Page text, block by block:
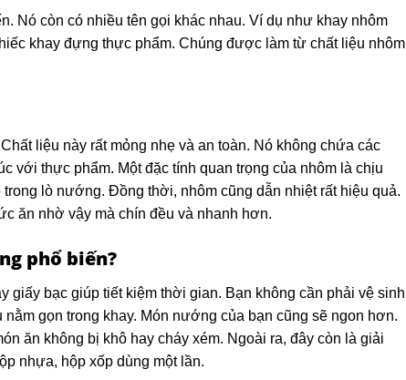
Nó còn có nhiều tên gọi khác nhau. Ví dụ như khay nhôm
khay đựng thực phẩm. Chúng được làm từ chất liệu nhôm
liệu này rất mỏng nhẹ và an toàn. Nó không chứa các
với thực phẩm. Một đặc tính quan trọng của nhôm là chịu
lò nướng. Đồng thời, nhôm cũng dẫn nhiệt rất hiệu quả.
ăn nhờ vậy mà chín đều và nhanh hơn.
phổ biến?
giấy bạc giúp tiết kiệm thời gian. Bạn không cần phải vệ sinh
gọn trong khay. Món nướng của bạn cũng sẽ ngon hơn.
ăn không bị khô hay cháy xém. Ngoài ra, đây còn là giải
nhựa, hộp xốp dùng một lần.